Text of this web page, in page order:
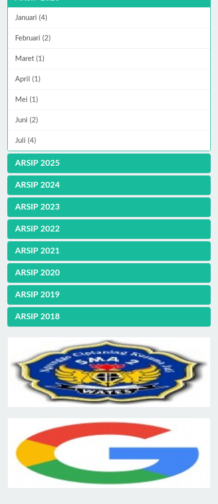
Januari (4)
Februari (2)
Maret (1)
April (1)
Mei (1)
Juni (2)
Juli (4)
ARSIP 2025
ARSIP 2024
ARSIP 2023
ARSIP 2022
ARSIP 2021
ARSIP 2020
ARSIP 2019
ARSIP 2018